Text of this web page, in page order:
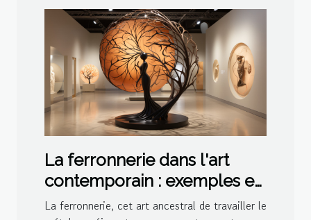
La ferronnerie dans l'art
contemporain : exemples et
inspirations
La ferronnerie, cet art ancestral de travailler le